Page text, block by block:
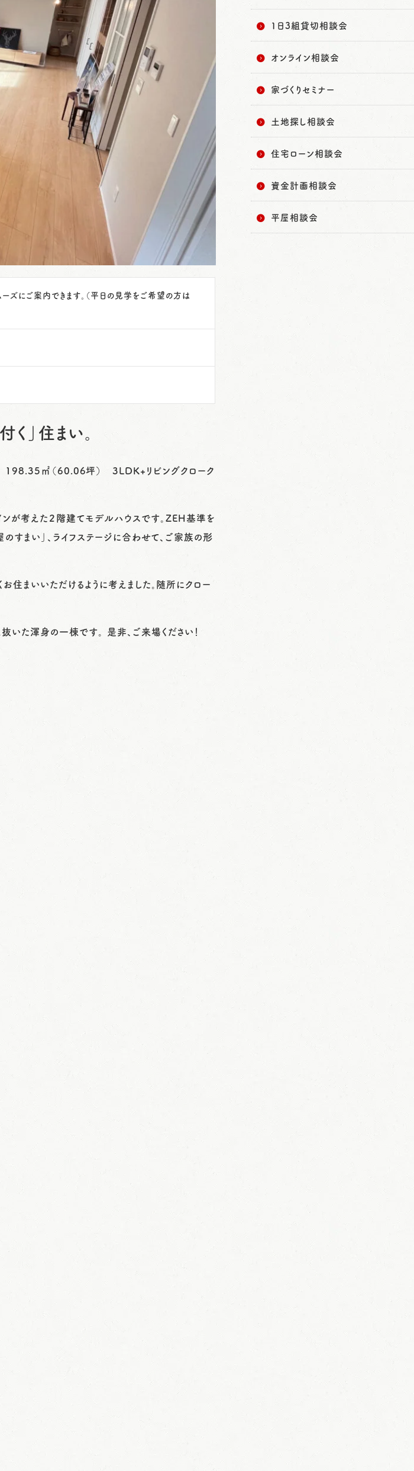
にご案内できます。（平日の見学をご希望の方は
」住まい。
㎡（60.06坪） 3LDK+リビングクローク
が考えた２階建てモデルハウスです。ZEH基準を
すまい」、ライフステージに合わせて、ご家族の形
住まいいただけるように考えました。随所にクロー
た渾身の一棟です。 是非、ご来場ください！
1日3組貸切相談会
オンライン相談会
家づくりセミナー
土地探し相談会
住宅ローン相談会
資金計画相談会
平屋相談会